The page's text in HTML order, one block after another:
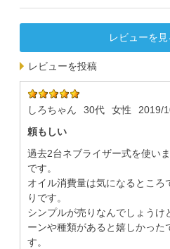
レビューを
レビューを投稿
しろちゃん 30代 女性
2019/
頼もしい
過去2台ネブライザー式を使い
です。
オイル消費量は気になるところ
りです。
シンプルが売りなんでしょうけ
ーンや種類があると嬉しかった
す。